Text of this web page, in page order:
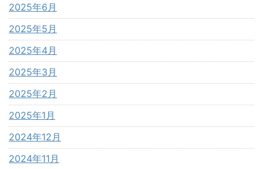
2025年6月
2025年5月
2025年4月
2025年3月
2025年2月
2025年1月
2024年12月
2024年11月